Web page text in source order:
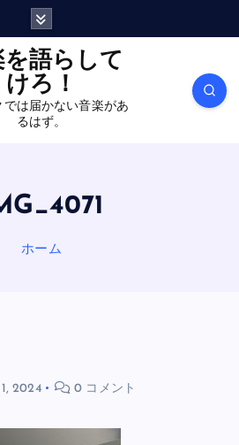
けろ！
では届かない音楽があ
るはず。
ホーム
2024 0 コメント